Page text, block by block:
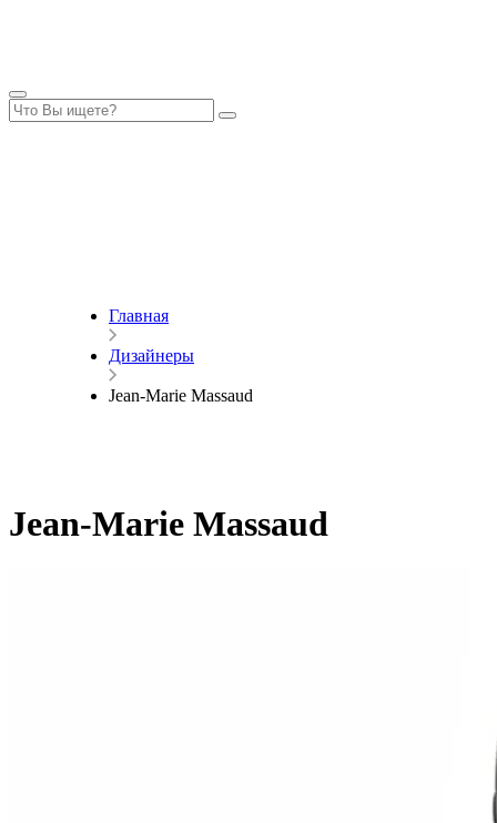
Главная
Дизайнеры
Jean-Marie Massaud
Jean-Marie Massaud